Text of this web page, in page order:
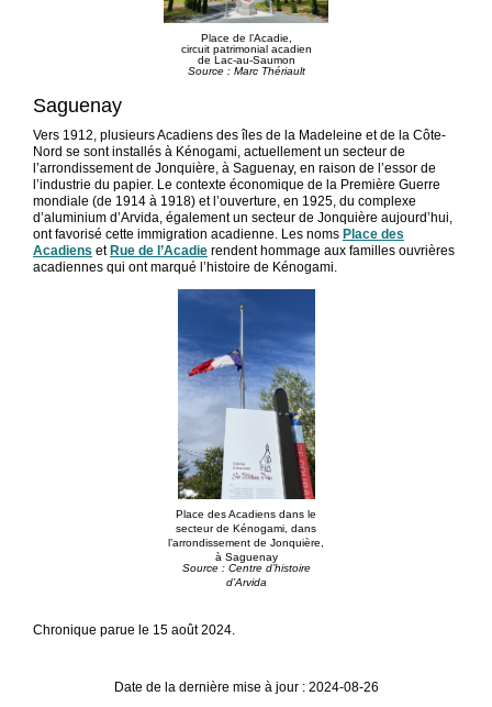
Place de l’Acadie,
circuit patrimonial acadien
de Lac-au-Saumon
Source : Marc Thériault
Saguenay
Vers 1912, plusieurs Acadiens des îles de la Madeleine et de la Côte-
Nord se sont installés à Kénogami, actuellement un secteur de
l’arrondissement de Jonquière, à Saguenay, en raison de l’essor de
l’industrie du papier. Le contexte économique de la Première Guerre
mondiale (de 1914 à 1918) et l’ouverture, en 1925, du complexe
d’aluminium d’Arvida, également un secteur de Jonquière aujourd’hui,
ont favorisé cette immigration acadienne. Les noms Place des
Acadiens et Rue de l’Acadie rendent hommage aux familles ouvrières
acadiennes qui ont marqué l’histoire de Kénogami.
Place des Acadiens dans le
secteur de Kénogami, dans
l’arrondissement de Jonquière,
à Saguenay
Source : Centre d’histoire
d’Arvida
Chronique parue le 15 août 2024.
Date de la dernière mise à jour : 2024-08-26